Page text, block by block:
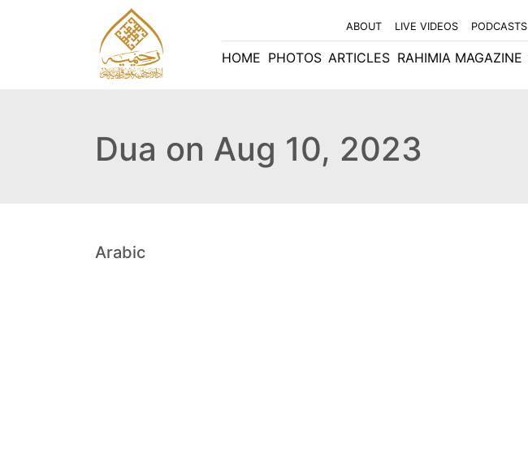
ABOUT LIVE VIDEOS PODCASTS
HOME PHOTOS ARTICLES RAHIMIA MAGAZINE
Dua on Aug 10, 2023
Arabic